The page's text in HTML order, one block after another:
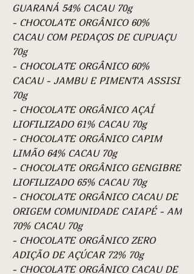
GUARANÁ 54% CACAU 70g
- CHOCOLATE ORGÂNICO 60%
CACAU COM PEDAÇOS DE CUPUAÇU
70g
- CHOCOLATE ORGÂNICO 60%
CACAU - JAMBU E PIMENTA ASSISI
70g
- CHOCOLATE ORGÂNICO AÇAÍ
LIOFILIZADO 61% CACAU 70g
- CHOCOLATE ORGÂNICO CAPIM
LIMÃO 64% CACAU 70g
- CHOCOLATE ORGÂNICO GENGIBRE
LIOFILIZADO 65% CACAU 70g
- CHOCOLATE ORGÂNICO CACAU DE
ORIGEM COMUNIDADE CAIAPÉ - AM
70% CACAU 70g
- CHOCOLATE ORGÂNICO ZERO
ADIÇÃO DE AÇÚCAR 72% 70g
- CHOCOLATE ORGÂNICO CACAU DE